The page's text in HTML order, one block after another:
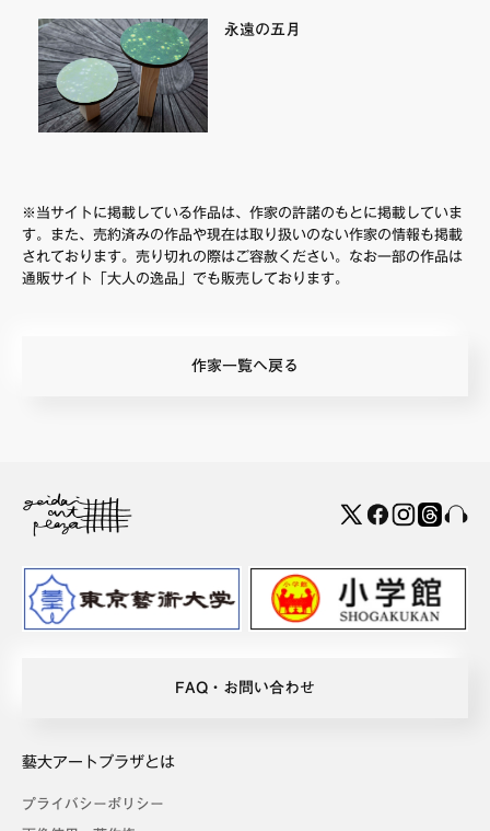
永遠の五月
※当サイトに掲載している作品は、作家の許諾のもとに掲載していま
す。また、売約済みの作品や現在は取り扱いのない作家の情報も掲載
されております。売り切れの際はご容赦ください。なお一部の作品は
通販サイト「大人の逸品」でも販売しております。
作家一覧へ戻る
FAQ・お問い合わせ
藝大アートプラザとは
プライバシーポリシー